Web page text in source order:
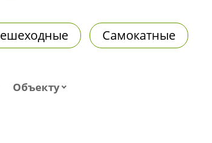
Самокатные
Объекту